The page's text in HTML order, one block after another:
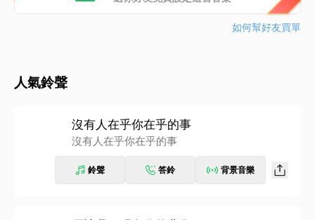
如何幫好友買單
人氣鈴聲
沒有人在乎你在乎的事
沒有人在乎你在乎的事
鈴聲 答鈴 背景音樂